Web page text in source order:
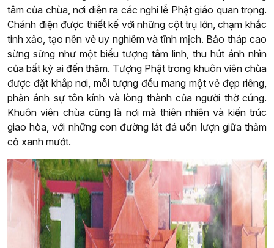
tâm của chùa, nơi diễn ra các nghi lễ Phật giáo quan trọng.
Chánh điện được thiết kế với những cột trụ lớn, chạm khắc
tinh xảo, tạo nên vẻ uy nghiêm và tĩnh mịch. Bảo tháp cao
sừng sững như một biểu tượng tâm linh, thu hút ánh nhìn
của bất kỳ ai đến thăm. Tượng Phật trong khuôn viên chùa
được đặt khắp nơi, mỗi tượng đều mang một vẻ đẹp riêng,
phản ánh sự tôn kính và lòng thành của người thờ cúng.
Khuôn viên chùa cũng là nơi mà thiên nhiên và kiến trúc
giao hòa, với những con đường lát đá uốn lượn giữa thảm
cỏ xanh mướt.